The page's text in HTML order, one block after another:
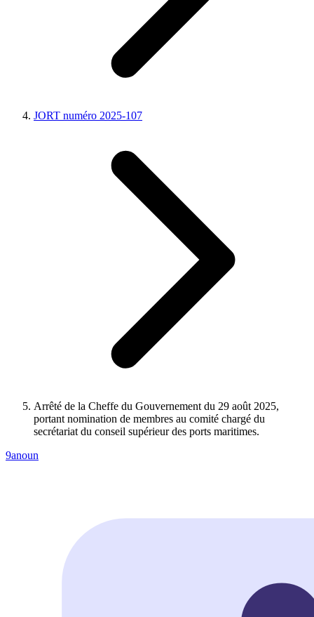
JORT numéro 2025-107
Arrêté de la Cheffe du Gouvernement du 29 août 2025,
portant nomination de membres au comité chargé du
secrétariat du conseil supérieur des ports maritimes.
9anoun